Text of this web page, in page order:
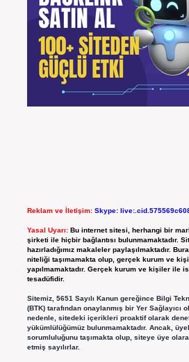
Reklam ve İletişim: Skype:
Yasal Uyarı: Bu internet sitesi, herhangi bir
şirketi ile hiçbir bağlantısı bulunmamaktadır.
hazırladığımız makaleler paylaşılmaktadır.
niteliği taşımamakta olup, gerçek kurum ve
yapılmamaktadır. Gerçek kurum ve kişiler ile
tesadüfidir.
Sitemiz, 5651 Sayılı Kanun gereğince Bilgi
(BTK) tarafından onaylanmış bir Yer Sağlayıcı
nedenle, sitedeki içerikleri proaktif olarak
yükümlülüğümüz bulunmamaktadır. Ancak,
sorumluluğunu taşımakta olup, siteye üye
etmiş sayılırlar.